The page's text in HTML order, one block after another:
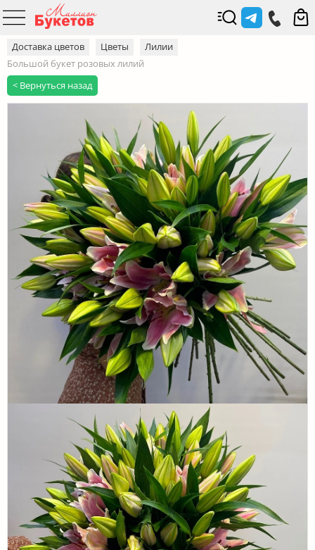
Доставка цветов Цветы
Лилии
Большой букет розовых лилий
< Вернуться назад